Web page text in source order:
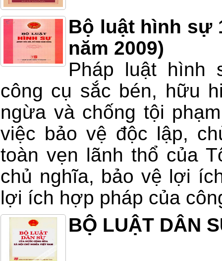
Bộ luật hình sự
năm 2009)
Pháp luật hình
công cụ sắc bén, hữu
ngừa và chống tội
việc bảo vệ độc lập,
toàn vẹn lãnh thổ của
chủ nghĩa, bảo vệ lợi
lợi ích hợp pháp của
BỘ LUẬT DÂN